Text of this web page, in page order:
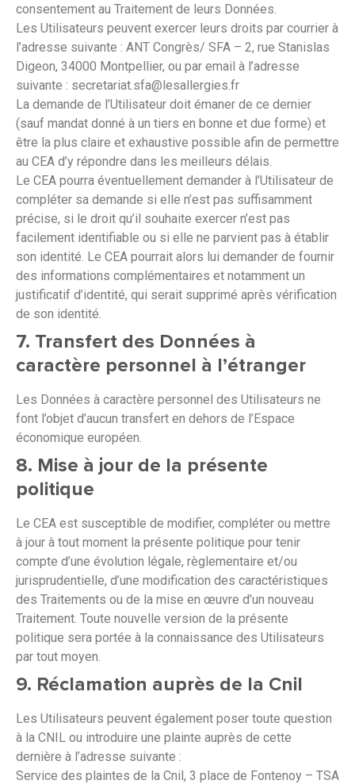
consentement au Traitement de leurs Données.
Les Utilisateurs peuvent exercer leurs droits par courrier à
l’adresse suivante : ANT Congrès/ SFA – 2, rue Stanislas
Digeon, 34000 Montpellier, ou par email à l’adresse
suivante : secretariat.sfa@lesallergies.fr
La demande de l’Utilisateur doit émaner de ce dernier
(sauf mandat donné à un tiers en bonne et due forme) et
être la plus claire et exhaustive possible afin de permettre
au CEA d’y répondre dans les meilleurs délais.
Le CEA pourra éventuellement demander à l’Utilisateur de
compléter sa demande si elle n’est pas suffisamment
précise, si le droit qu’il souhaite exercer n’est pas
facilement identifiable ou si elle ne parvient pas à établir
son identité. Le CEA pourrait alors lui demander de fournir
des informations complémentaires et notamment un
justificatif d’identité, qui serait supprimé après vérification
de son identité.
7. Transfert des Données à
caractère personnel à l’étranger
Les Données à caractère personnel des Utilisateurs ne
font l’objet d’aucun transfert en dehors de l’Espace
économique européen.
8. Mise à jour de la présente
politique
Le CEA est susceptible de modifier, compléter ou mettre
à jour à tout moment la présente politique pour tenir
compte d’une évolution légale, règlementaire et/ou
jurisprudentielle, d’une modification des caractéristiques
des Traitements ou de la mise en œuvre d’un nouveau
Traitement. Toute nouvelle version de la présente
politique sera portée à la connaissance des Utilisateurs
par tout moyen.
9. Réclamation auprès de la Cnil
Les Utilisateurs peuvent également poser toute question
à la CNIL ou introduire une plainte auprès de cette
dernière à l’adresse suivante :
Service des plaintes de la Cnil, 3 place de Fontenoy – TSA